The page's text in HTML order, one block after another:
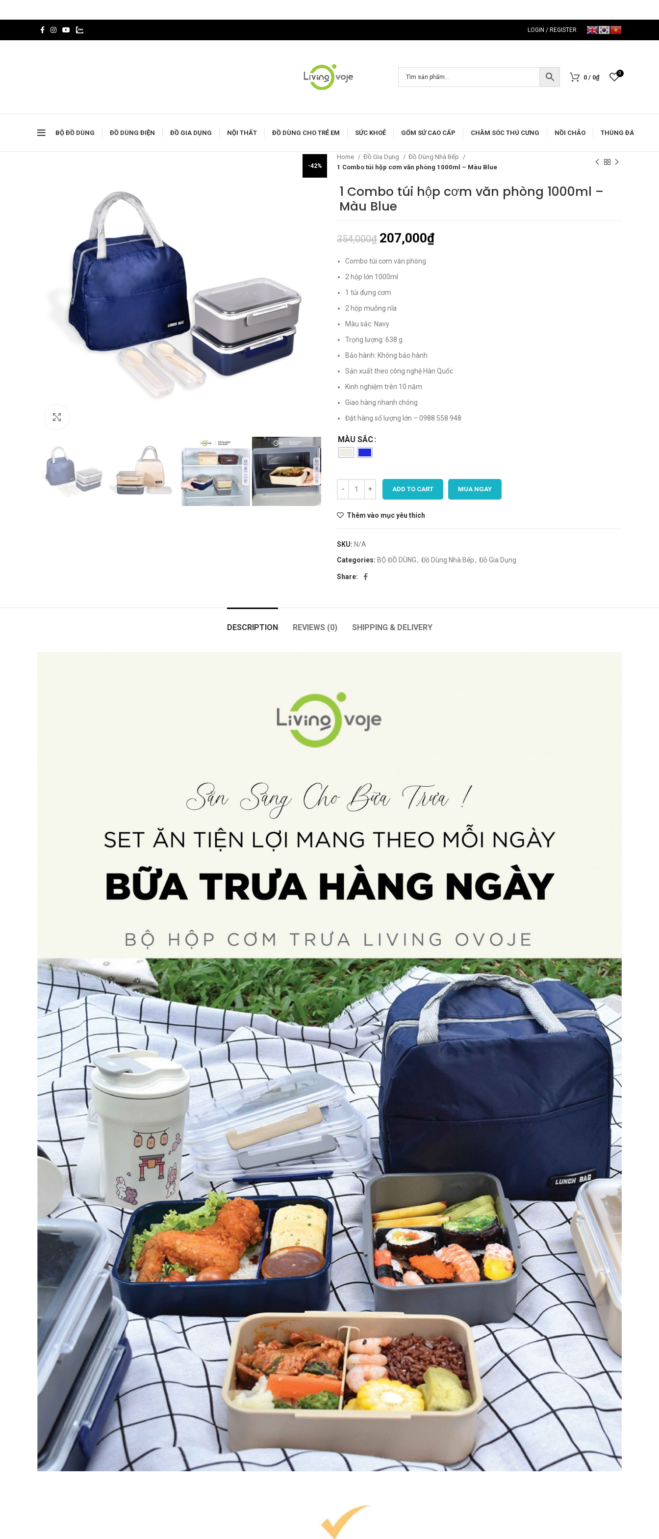
LOGIN / REGISTER
0 / 0₫
0
BỘ ĐỒ DÙNG ĐỒ DÙNG ĐIỆN ĐỒ GIA DỤNG NỘI THẤT ĐỒ DÙNG CHO TRẺ EM SỨC KHOẺ GỐM SỨ CAO CẤP CHĂM SÓC THÚ CƯNG NỒI CHẢO THÙNG ĐÁ
-42%
Home Đồ Gia Dụng
Đồ Dùng Nhà Bếp
1 Combo túi hộp cơm văn phòng 1000ml – Màu Blue
1 Combo túi hộp cơm văn phòng 1000ml –
Màu Blue
354,000₫ 207,000₫
Combo túi cơm văn phòng
2 hộp lớn 1000ml
1 túi đựng cơm
2 hộp muỗng nĩa
Màu sắc: Navy
Trọng lượng: 638 g
Bảo hành: Không bảo hành
Sản xuất theo công nghệ Hàn Quốc
Kinh nghiệm trên 10 năm
Giao hàng nhanh chóng
Đặt hàng số lượng lớn – 0988 558 948
MÀU SẮC
ADD TO CART MUA NGAY
Thêm vào mục yêu thích
SKU: N/A
Categories: BỘ ĐỒ DÙNG, Đồ Dùng Nhà Bếp, Đồ Gia Dụng
Share:
DESCRIPTION REVIEWS (0) SHIPPING & DELIVERY